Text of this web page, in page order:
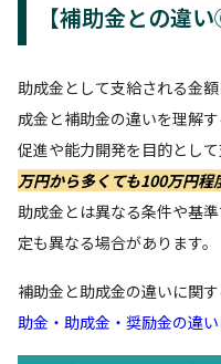
【補助金との違
助成金として支給される金
成金と補助金の違いを理解
促進や能力開発を目的として
万円から多くても100万円程
助成金とは異なる条件や基
定も異なる場合があります。
補助金と助成金の違いに関
助金・助成金・奨励金の違